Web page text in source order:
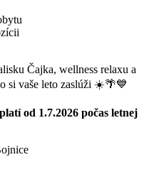
Čajka, wellness relaxu a
si vaše leto zaslúži ☀️🌴💙
od 1.7.2026 počas letnej